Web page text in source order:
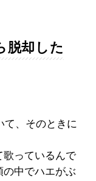
脱却した
、そのときに
っているんで
中でハエがぶ